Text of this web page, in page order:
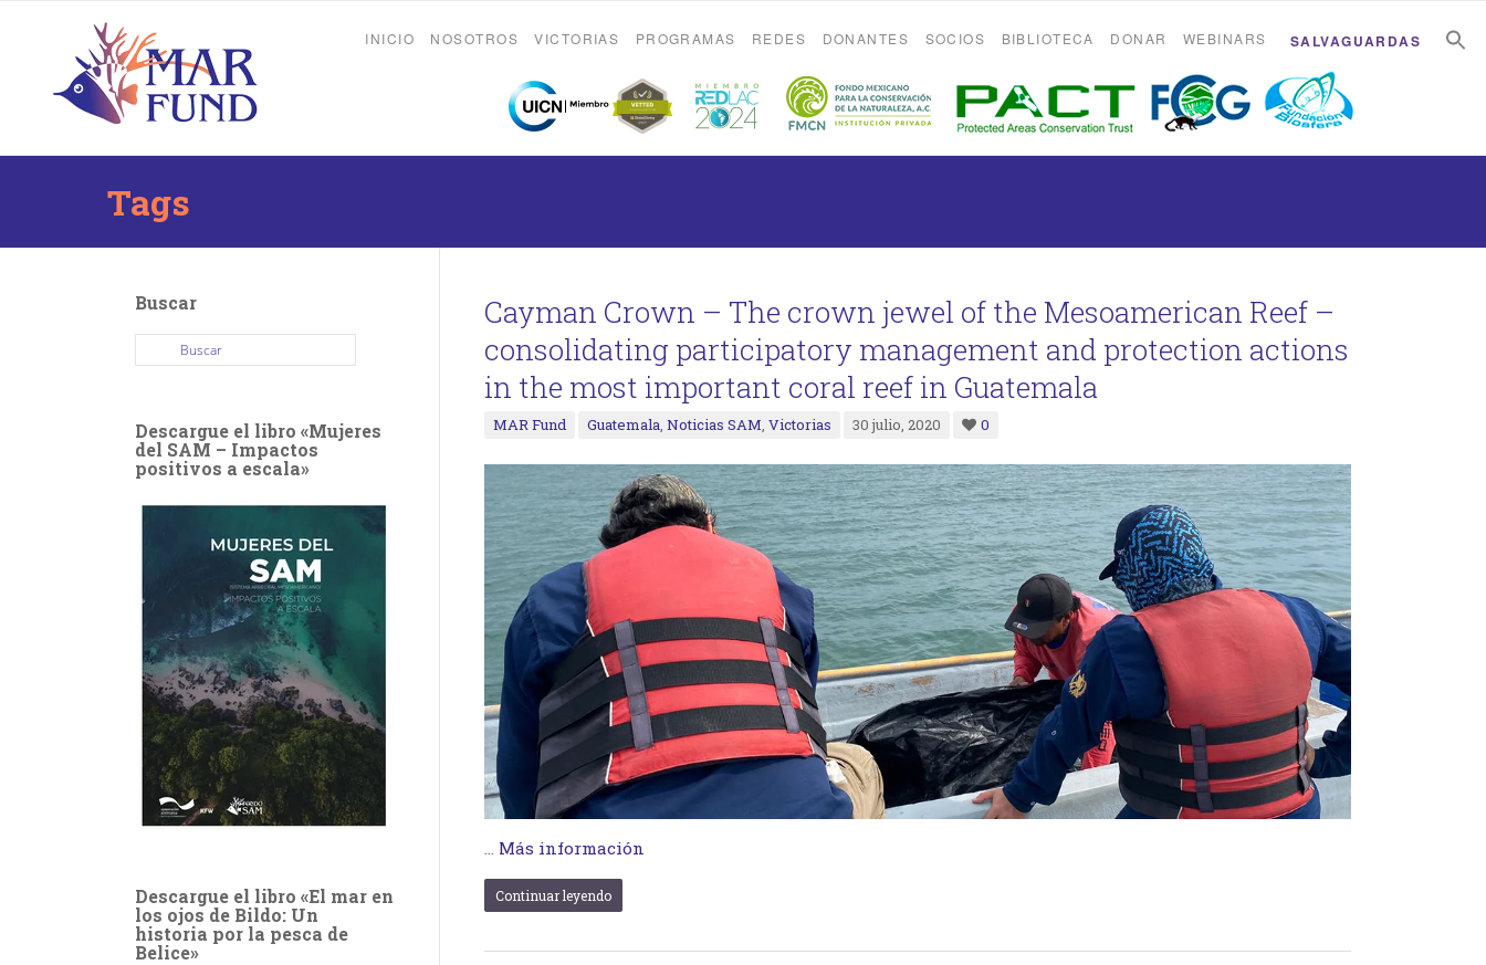
INICIO NOSOTROS VICTORIAS PROGRAMAS REDES DONANTES SOCIOS BIBLIOTECA DONAR WEBINARS SALVAGUARDAS
Tags
Cayman Crown – The crown jewel of the Mesoamerican Reef –
consolidating participatory management and protection actions
in the most important coral reef in Guatemala
MAR Fund Guatemala, Noticias SAM, Victorias 30 julio, 2020 0
Más información
Continuar leyendo
Buscar
Descargue el libro «Mujeres
del SAM – Impactos
positivos a escala»
Descargue el libro «El mar en
los ojos de Bildo: Un
historia por la pesca de
Belice»